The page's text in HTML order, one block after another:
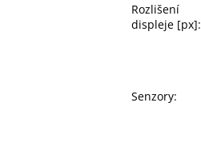
Rozlišení
displeje [px]:
Senzory: